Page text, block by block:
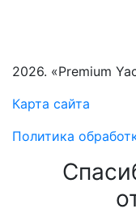
2026. «Premium
Карта сайта
Политика